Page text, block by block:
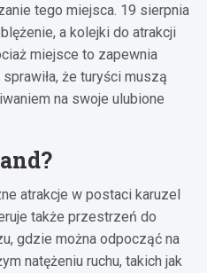
tego miejsca. 19 sierpnia
a kolejki do atrakcji
miejsce to zapewnia
że turyści muszą
na swoje ulubione
atrakcje w postaci karuzel
także przestrzeń do
gdzie można odpocząć na
natężeniu ruchu, takich jak